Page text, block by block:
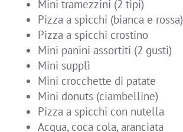
Mini tramezzini (2 tipi)
Pizza a spicchi (bianca e rossa)
Pizza a spicchi crostino
Mini panini assortiti (2 gusti)
Mini supplì
Mini crocchette di patate
Mini donuts (ciambelline)
Pizza a spicchi con nutella
Acqua, coca cola, aranciata